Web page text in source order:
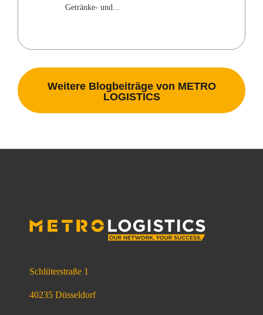
Getränke- und...
Weitere Blogbeiträge von METRO
LOGISTICS
Schlüterstraße 1
40235 Düsseldorf